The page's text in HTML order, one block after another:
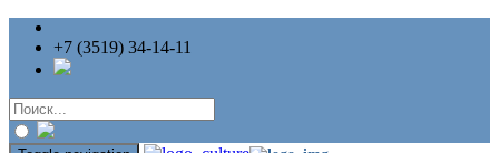
+7 (3519) 34-14-11